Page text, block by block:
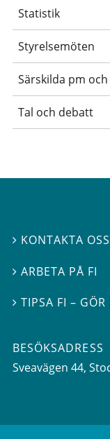
Statistik
Styrelsemöten
Särskilda pm
Tal och debatt
 KONTAKTA OSS
 ARBETA PÅ FI
TIPSA FI –
BESÖKSADRESS
Sveavägen 44,